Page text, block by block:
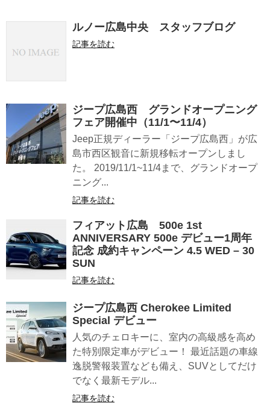
ルノー広島中央 スタッフブログ
記事を読む
ジープ広島西 グランドオープニング
フェア開催中（11/1〜11/4）
Jeep正規ディーラー「ジープ広島西」が広
島市西区観音に新規移転オープンしまし
た。 2019/11/1~11/4まで、グランドオープ
ニング...
記事を読む
フィアット広島 500e 1st
ANNIVERSARY 500e デビュー1周年
記念 成約キャンペーン 4.5 WED – 30
SUN
記事を読む
ジープ広島西 Cherokee Limited
Special デビュー
人気のチェロキーに、室内の高級感を高め
た特別限定車がデビュー！ 最近話題の車線
逸脱警報装置なども備え、SUVとしてだけ
でなく最新モデル...
記事を読む